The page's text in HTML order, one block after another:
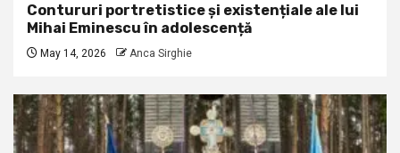
Contururi portretistice și existențiale ale lui
Mihai Eminescu în adolescență
May 14, 2026 Anca Sirghie